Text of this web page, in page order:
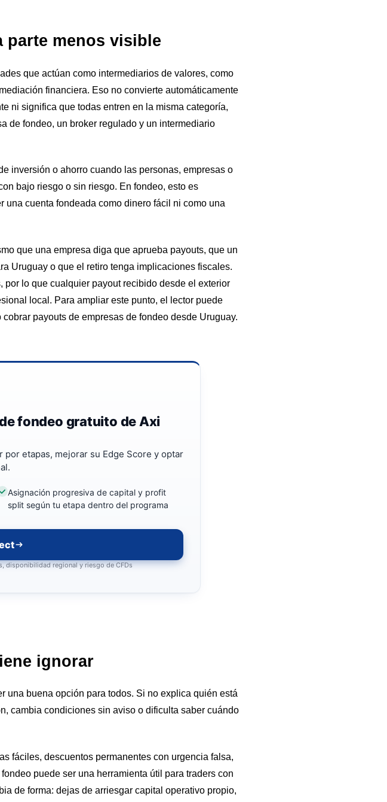
parte menos visible
que actúan como intermediarios de valores, como
financiera. Eso no convierte automáticamente
ni significa que todas entren en la misma categoría,
de fondeo, un broker regulado y un intermediario
inversión o ahorro cuando las personas, empresas o
bajo riesgo o sin riesgo. En fondeo, esto es
cuenta fondeada como dinero fácil ni como una
que una empresa diga que aprueba payouts, que un
Uruguay o que el retiro tenga implicaciones fiscales.
lo que cualquier payout recibido desde el exterior
local. Para ampliar este punto, el lector puede
cobrar payouts de empresas de fondeo desde Uruguay.
fondeo gratuito de Axi
etapas, mejorar su Edge Score y optar
Asignación progresiva de capital y profit
split según tu etapa dentro del programa
disponibilidad regional y riesgo de CFDs
ignorar
una buena opción para todos. Si no explica quién está
cambia condiciones sin aviso o dificulta saber cuándo
fáciles, descuentos permanentes con urgencia falsa,
puede ser una herramienta útil para traders con
de forma: dejas de arriesgar capital operativo propio,